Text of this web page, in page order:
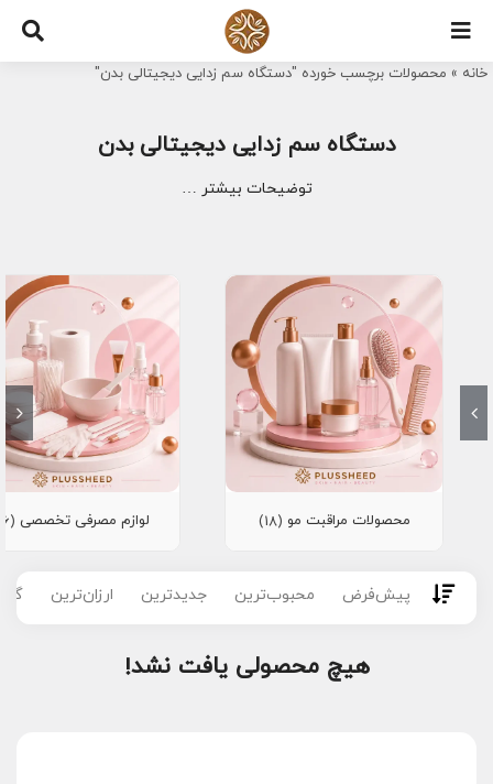
Skip
content
خانه » محصولات برچسب خورده "دستگاه سم زدایی دیجیتالی بدن"
دستگاه سم زدایی دیجیتالی بدن
توضیحات بیشتر …
محصولات مراقبت مو (18) لوازم مصرفی تخصصی (16)
پیش‌فرض محبوب‌ترین جدیدترین ارزان‌ترین
هیچ محصولی یافت نشد!